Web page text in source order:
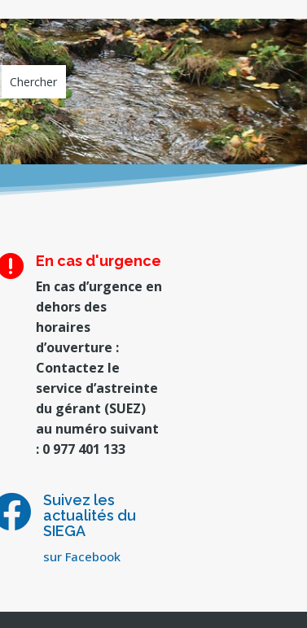
En cas d'urgence
En cas d’urgence en
dehors des
horaires
d’ouverture :
Contactez le
service d’astreinte
du gérant (SUEZ)
au numéro suivant
: 0 977 401 133
Suivez les
actualités du
SIEGA
sur Facebook